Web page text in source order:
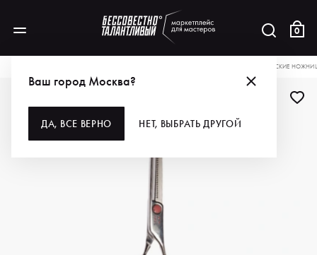
0
Ваш город Москва?
ДА, ВСЕ ВЕРНО НЕТ, ВЫБРАТЬ ДРУГОЙ
TAYO ПАРИКМАХЕРСКИЕ